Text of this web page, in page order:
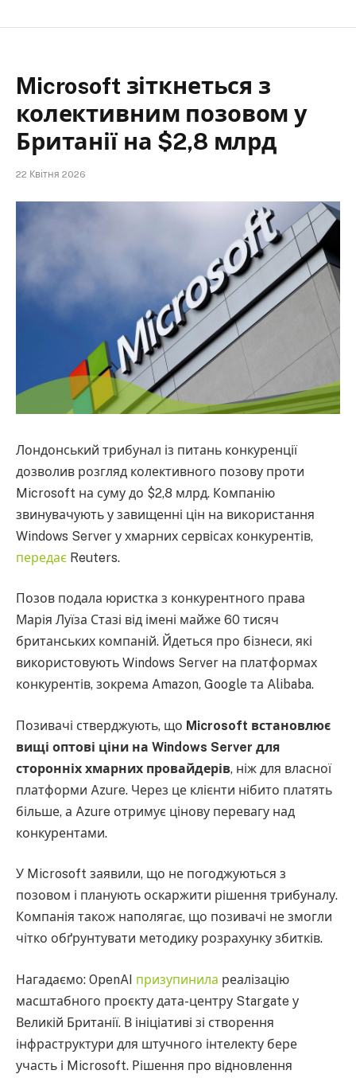
Microsoft зіткнеться з
колективним позовом у
Британії на $2,8 млрд
22 Квітня 2026
Лондонський трибунал із питань конкуренції
дозволив розгляд колективного позову проти
Microsoft на суму до $2,8 млрд. Компанію
звинувачують у завищенні цін на використання
Windows Server у хмарних сервісах конкурентів,
передає Reuters.
Позов подала юристка з конкурентного права
Марія Луїза Стазі від імені майже 60 тисяч
британських компаній. Йдеться про бізнеси, які
використовують Windows Server на платформах
конкурентів, зокрема Amazon, Google та Alibaba.
Позивачі стверджують, що Microsoft встановлює
вищі оптові ціни на Windows Server для
сторонніх хмарних провайдерів, ніж для власної
платформи Azure. Через це клієнти нібито платять
більше, а Azure отримує цінову перевагу над
конкурентами.
У Microsoft заявили, що не погоджуються з
позовом і планують оскаржити рішення трибуналу.
Компанія також наполягає, що позивачі не змогли
чітко обґрунтувати методику розрахунку збитків.
Нагадаємо: OpenAI призупинила реалізацію
масштабного проєкту дата-центру Stargate у
Великій Британії. В ініціативі зі створення
інфраструктури для штучного інтелекту бере
участь і Microsoft. Рішення про відновлення